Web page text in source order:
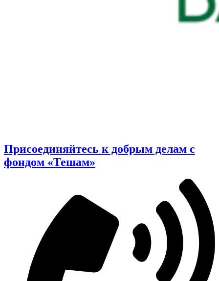
Присоединяйтесь к добрым делам с
фондом «Тешам»